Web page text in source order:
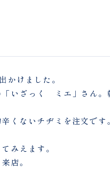
けました。
いざっく ミエ」さん。
くないチヂミを注文で
みえます。
店。